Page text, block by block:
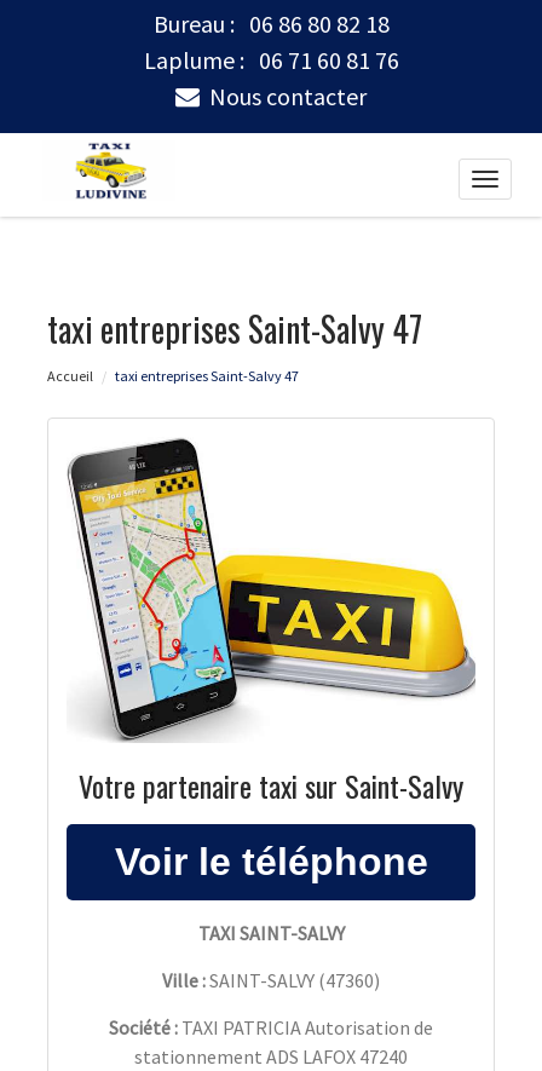
Bureau : 06 86 80 82 18
Laplume : 06 71 60 81 76
Nous contacter
Toggle
taxi entreprises Saint-Salvy 47
Accueil taxi entreprises Saint-Salvy 47
Votre partenaire taxi sur Saint-Salvy
TAXI SAINT-SALVY
Ville :SAINT-SALVY (47360)
Société : TAXI PATRICIA Autorisation de
stationnement ADS LAFOX 47240